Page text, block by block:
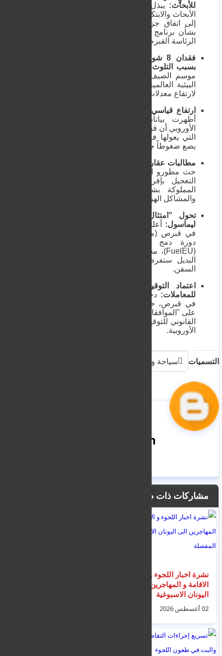
للأبحاث: يبذل "نيكوديموس داميانو"، نائب وزير
الأبحاث والابتكار، جهوداً دبلوماسية مكثفة للتوصل
إلى اتفاق جزئي بين حكومات الاتحاد الأوروبي
بشأن برنامج الأبحاث والدفاع القادم قبل انتهاء
الرئاسة القبرصية للمجلس نهاية يونيو.
فقدان 8 شواطئ قبرصية لـ "الراية الزرقاء"
بسبب التلوث:
موسم الصيف، سُحبت شارات "الراية الزرقاء"
لارتفاع معدلات التلوث فيها.
ارتفاع قياسي في معدلات الأسر وحيدة المعيل:
أظهرت بيانات صادرة عن مكتب الإحصاء
التي يعولها فرد واحد (أب أو أم بمفردهم)، مما
يضع ضغوطاً جديدة على نظام الرعاية الاجتماعية.
مطالبات عقارية بإقرار قانون المباني المشتركة:
حث مطورو العقارات في قبرص البرلمان على
التعجيل بإقرار قانون صيانة وإدارة المباني
المملوكة بشكل مشترك لمعالجة النزاعات
والمشاكل الهيكلية في المجمعات السكنية.
تحول "امتثال الشحن" إلى تحدٍ تجاري في
ليماسول: أعلنت شركات إدارة الانبعاثات البحرية
دورة دمج لامتثال وقود السفن الأوروبي
(FuelEU)، محذرة من أن تحديات أسعار الوقود
البديل ستفرض بيئة تجارية معقدة على ملاك
السفن.
اعتماد التوقيع الرقمي يغير الواقع القانوني
للمعاملات: دخلت التعديلات الجديدة حيز التنفيذ
في قبرص، حيث أكد خبراء القانون أن الضغط
على "الموافقات الرقمية" أصبح يحمل ذات الالزام
القانوني للتوقيع التقليدي بالمحاكم بموجب اللوائح
الأوروبية.
التسميات سياحة وهجرة
nooreddin
مشاركات ذات صلة
نشرة اخبار اللجوء و
الاقامة و المهاجرين الى
اليونان الاسبوغية
المفصلة02 أغسطس 2026